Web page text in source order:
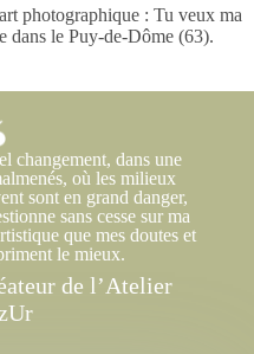
photographique : Tu veux ma
dans le Puy-de-Dôme (63).
changement, dans une
où les milieux
sont en grand danger,
sans cesse sur ma
que mes doutes et
le mieux.
de l’Atelier